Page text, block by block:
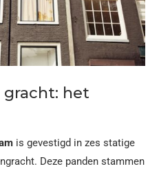
gracht: het
is gevestigd in zes statige
Deze panden stammen